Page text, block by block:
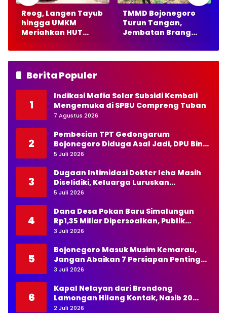
Reog, Langen Tayub
hingga UMKM
Meriahkan HUT
Dander Bojonegoro
TMMD Bojonegoro
Turun Tangan,
Jembatan Brang
Berita Populer
1
Indikasi Mafia Solar Subsidi Kembali
Mengemuka di SPBU Compreng Tuban
7 Agustus 2026
2
Pembesian TPT Gedongarum
Bojonegoro Diduga Asal Jadi, DPU Bina
Marga Diminta Bertindak Tegas
5 Juli 2026
3
Dugaan Intimidasi Dokter Icha Masih
Diselidiki, Keluarga Luruskan
Pernyataan Kapolda NTT
5 Juli 2026
4
Dana Desa Pokan Baru Simalungun
Rp1,35 Miliar Dipersoalkan, Publik
Pertanyakan Transparansi Kades
3 Juli 2026
5
Bojonegoro Masuk Musim Kemarau,
Jangan Abaikan 7 Persiapan Penting
Ini
3 Juli 2026
6
Kapal Nelayan dari Brondong
Lamongan Hilang Kontak, Nasib 20
Awak Masih Dicari
2 Juli 2026